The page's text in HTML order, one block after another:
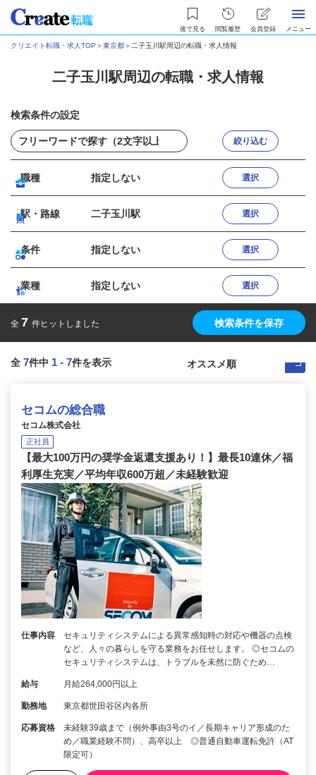
後で見る 閲覧履歴 会員登録 メニュー
クリエイト転職・求人TOP ＞東京都＞ 二子玉川駅周辺の転職・求人情報
二子玉川駅周辺の転職・求人情報
検索条件の設定
絞り込む
職種 指定しない 選択
駅・路線 二子玉川駅 選択
条件 指定しない 選択
業種 指定しない 選択
全 7 件ヒットしました 検索条件を保存
全 7件中 1 - 7件を表示
セコムの総合職
セコム株式会社
正社員
【最大100万円の奨学金返還支援あり！】最長10連休／福
利厚生充実／平均年収600万超／未経験歓迎
仕事内容
セキュリティシステムによる異常感知時の対応や機器の点検
など、人々の暮らしを守る業務をお任せします。 ◎セコムの
セキュリティシステムは、トラブルを未然に防ぐため…
給与 月給264,000円以上
勤務地 東京都世田谷区内各所
応募資格
未経験39歳まで（例外事由3号のイ／長期キャリア形成のた
め／職業経験不問）、高卒以上 ◎普通自動車運転免許（AT
限定可）